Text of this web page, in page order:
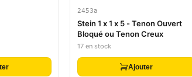
2453a
Stein 1 x 1 x 5 - Tenon Ouvert
Bloqué ou Tenon Creux
17 en stock
Ajouter